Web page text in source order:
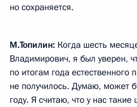
но сохраняется.
М.Топилин: Когда шесть
Владимирович, я был уверен,
по итогам года
не получилось. Думаю, может
году. Я считаю, что у нас